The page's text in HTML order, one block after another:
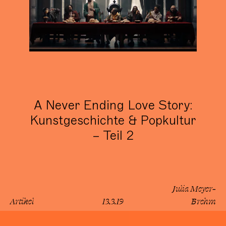
A Never Ending Love Story:
Kunstgeschichte & Popkultur
– Teil 2
Artikel 13.3.19
Julia Meyer-
Brehm